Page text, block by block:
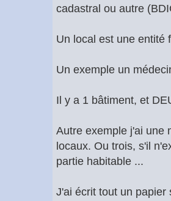
cadastral ou autre
Un local est une entité
Un exemple un
Il y a 1 bâtiment, et
Autre exemple j'ai une
locaux. Ou trois, s'il
partie habitable ...
J'ai écrit tout un papier